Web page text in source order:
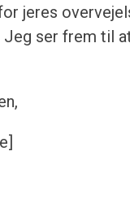
jeres
Jeg ser frem til